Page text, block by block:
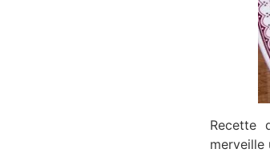
Recette
merveille